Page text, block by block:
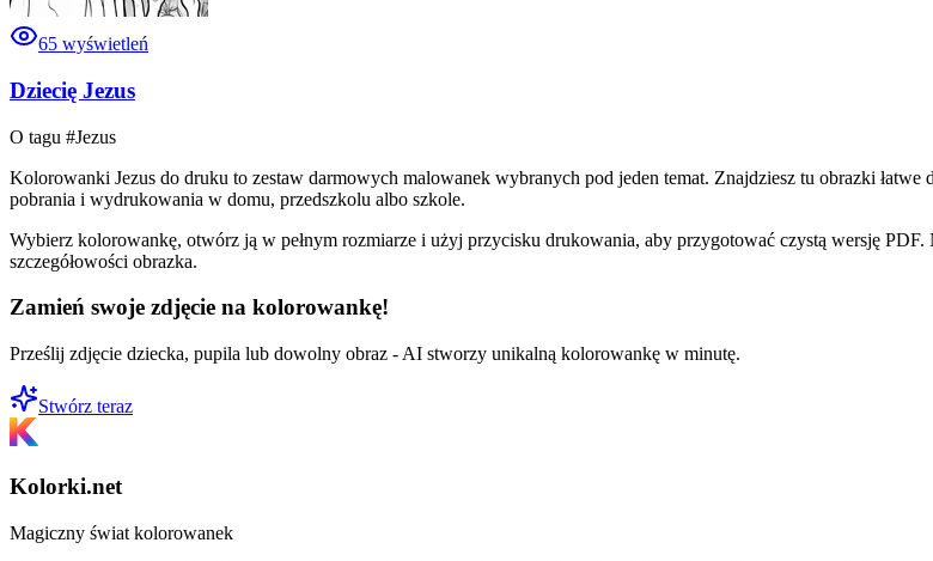
65 wyświetleń
Dziecię Jezus
O tagu #Jezus
Kolorowanki Jezus do druku to zestaw darmowych malowanek wybranych pod jeden temat. Znajdziesz tu obrazki łatwe
pobrania i wydrukowania w domu, przedszkolu albo szkole.
Wybierz kolorowankę, otwórz ją w pełnym rozmiarze i użyj przycisku drukowania, aby przygotować czystą wersję
szczegółowości obrazka.
Zamień swoje zdjęcie na kolorowankę!
Prześlij zdjęcie dziecka, pupila lub dowolny obraz - AI stworzy unikalną kolorowankę w minutę.
Stwórz teraz
Kolorki.net
Magiczny świat kolorowanek